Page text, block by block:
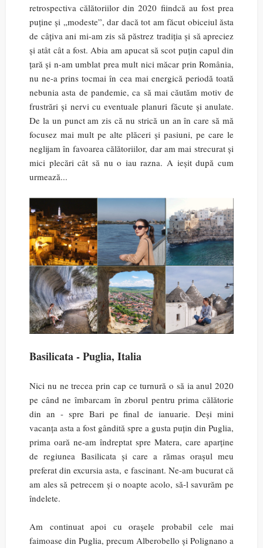
retrospectiva călătoriilor din 2020 fiindcă au fost prea
puține și „modeste”, dar dacă tot am făcut obiceiul ăsta
de câțiva ani mi-am zis să păstrez tradiția și să apreciez
și atât cât a fost. Abia am apucat să scot puțin capul din
țară și n-am umblat prea mult nici măcar prin România,
nu ne-a prins tocmai în cea mai energică periodă toată
nebunia asta de pandemie, ca să mai căutăm motiv de
frustrări și nervi cu eventuale planuri făcute și anulate.
De la un punct am zis că nu strică un an în care să mă
focusez mai mult pe alte plăceri și pasiuni, pe care le
neglijam în favoarea călătoriilor, dar am mai strecurat și
mici plecări cât să nu o iau razna. A ieșit după cum
urmează...
Basilicata - Puglia, Italia
Nici nu ne trecea prin cap ce turnură o să ia anul 2020
pe când ne îmbarcam în zborul pentru prima călătorie
din an - spre Bari pe final de ianuarie. Deși mini
vacanța asta a fost gândită spre a gusta puțin din Puglia,
prima oară ne-am îndreptat spre Matera, care aparține
de regiunea Basilicata și care a rămas orașul meu
preferat din excursia asta, e fascinant. Ne-am bucurat că
am ales să petrecem și o noapte acolo, să-l savurăm pe
îndelete.
Am continuat apoi cu orașele probabil cele mai
faimoase din Puglia, precum Alberobello și Polignano a